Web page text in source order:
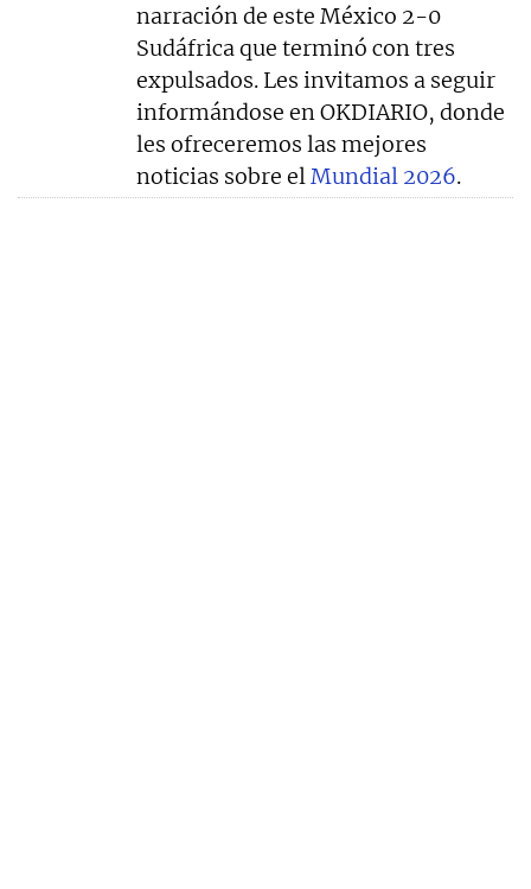
narración de este México 2-0
Sudáfrica que terminó con tres
expulsados. Les invitamos a seguir
informándose en OKDIARIO, donde
les ofreceremos las mejores
noticias sobre elMundial 2026.